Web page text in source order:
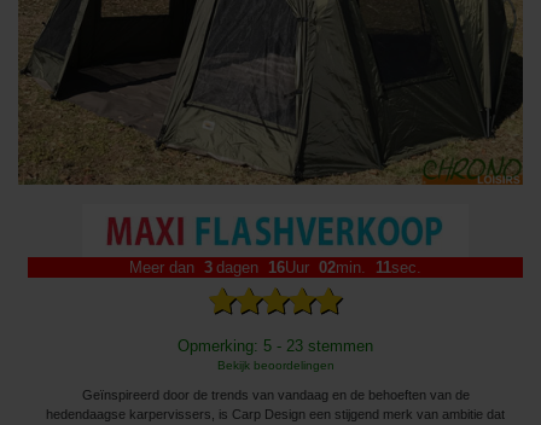
Meer dan 3 dagen 16Uur 02min. 08sec.
Opmerking: 5 - 23 stemmen
Bekijk beoordelingen
Geïnspireerd door de trends van vandaag en de behoeften van de
hedendaagse karpervissers, is Carp Design een stijgend merk van ambitie dat